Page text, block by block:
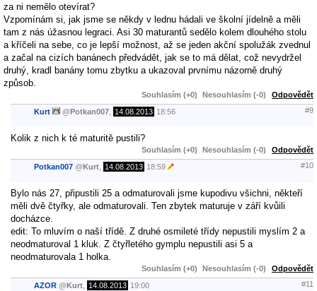
za ni nemělo otevírat?
Vzpomínám si, jak jsme se někdy v lednu hádali ve školní jídelně a měli
tam z nás úžasnou legraci. Asi 30 maturantů sedělo kolem dlouhého stolu
a kříčeli na sebe, co je lepší možnost, až se jeden akční spolužák zvednul
a začal na cizích banánech předvádět, jak se to má dělat, což nevydržel
druhý, kradl banány tomu zbytku a ukazoval prvnímu názorně druhý
způsob.
Souhlasím (+0) Nesouhlasím (-0) Odpovědět
Kurt @Potkan007 14.08.2013 18:56 #9
Kolik z nich k té maturitě pustili?
Souhlasím (+0) Nesouhlasím (-0) Odpovědět
Potkan007 @Kurt 14.08.2013 18:59 #10
Bylo nás 27, připustili 25 a odmaturovali jsme kupodivu všichni, někteří
měli dvě čtyřky, ale odmaturovali. Ten zbytek maturuje v září kvůili
docházce.
edit: To mluvím o naší třídě. Z druhé osmileté třídy nepustili myslím 2 a
neodmaturoval 1 kluk. Z čtyřletého gymplu nepustili asi 5 a
neodmaturovala 1 holka.
Souhlasím (+0) Nesouhlasím (-0) Odpovědět
AZOR @Kurt 14.08.2013 19:00 #11